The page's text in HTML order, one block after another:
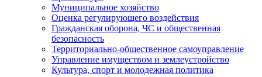
Муниципальное хозяйство
Оценка регулирующего воздействия
Гражданская оборона, ЧС и общественная
безопасность
Территориально-общественное самоуправление
Управление имуществом и землеустройство
Культура, спорт и молодежная политика